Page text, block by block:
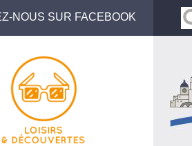
NOUS SUR FACEBOOK